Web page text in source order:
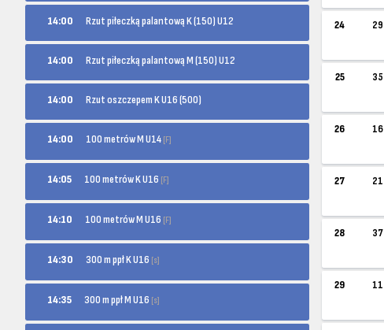
14:00 Rzut piłeczką palantową K (150) U12
14:00 Rzut piłeczką palantową M (150) U12
14:00 Rzut oszczepem K U16 (500)
14:00 100 metrów M U14 [F]
14:05 100 metrów K U16 [F]
14:10 100 metrów M U16 [F]
14:30 300 m ppł K U16 [s]
14:35 300 m ppł M U16 [s]
24 29
25 35
26 16
27 21
28 37
29 11